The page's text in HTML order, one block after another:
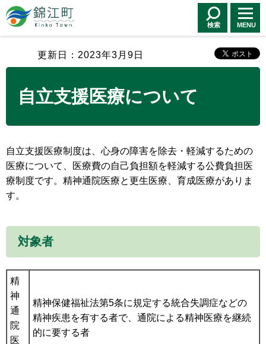
錦江町 Kinko
Town
検索 MENU
更新日：2023年3月9日
自立支援医療について
自立支援医療制度は、心身の障害を除去・軽減するための
医療について、医療費の自己負担額を軽減する公費負担医
療制度です。精神通院医療と更生医療、育成医療がありま
す。
対象者
精
神
通
院
医
精神保健福祉法第5条に規定する統合失調症などの
精神疾患を有する者で、通院による精神医療を継続
的に要する者